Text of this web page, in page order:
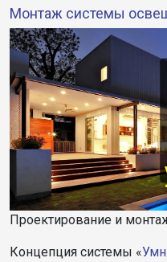
Монтаж системы
Проектирование и
Концепция системы «